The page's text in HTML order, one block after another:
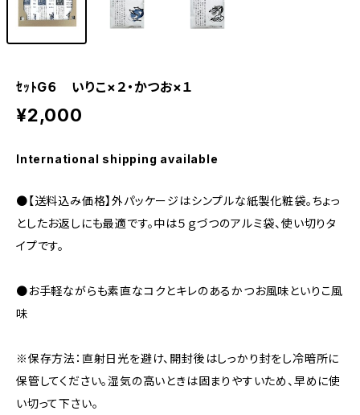
ｾｯﾄG６ いりこ×２・かつお×１
¥2,000
International shipping available
●【送料込み価格】外パッケージはシンプルな紙製化粧袋。ちょっ
としたお返しにも最適です。中は５ｇづつのアルミ袋、使い切りタ
イプです。
●お手軽ながらも素直なコクとキレのあるかつお風味といりこ風
味
※保存方法：直射日光を避け、開封後はしっかり封をし冷暗所に
保管してください。湿気の高いときは固まりやすいため、早めに使
い切って下さい。